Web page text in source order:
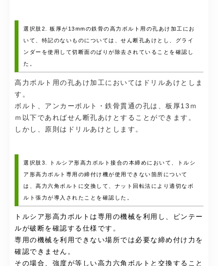
選択肢2. 板厚が13mmの鉄骨の高力ボルト用の孔あけ加工にお
いて、特記のないものについては、せん断孔あけとし、グライ
ンダーを使用して切断面のばりが除去されていることを確認し
た。
高力ボルト用の孔あけ加工においてはドリルあけとしま
す。
ボルト、アンカーボルト・鉄骨貫通の孔は、板厚13ｍ
ｍ以下であればせん断孔あけとすることができます。
しかし、原則はドリルあけとします。
選択肢3. トルシア形高力ボルト接合の本締めにおいて、トルシ
ア形高力ボルト専用の締付け機が使用できない箇所について
は、高力六角ボルトに交換して、ナット回転法により適切なボ
ルト張力が導入されたことを確認した。
トルシア形高力ボルトは専用の機械を利用し、ピンテー
ルが破断を確認する仕様です。
専用の機械を利用できない場所では必要な締め付け力を
確認できません。
その場合、強度が等しい高力六角ボルトと交換すること